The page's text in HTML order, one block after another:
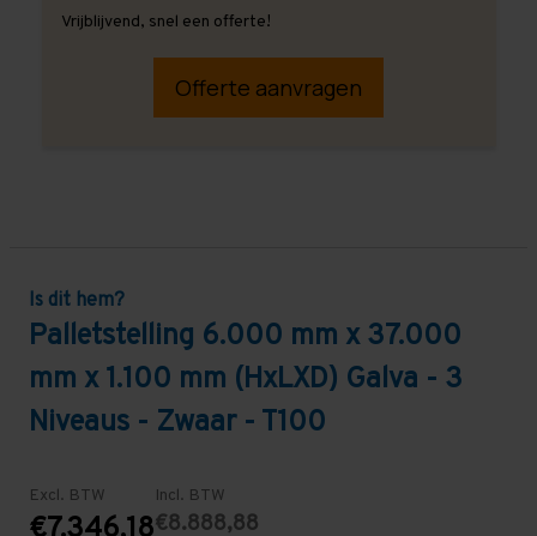
Vrijblijvend, snel een offerte!
Offerte aanvragen
Is dit hem?
Palletstelling 6.000 mm x 37.000
mm x 1.100 mm (HxLXD) Galva - 3
Niveaus - Zwaar - T100
Excl. BTW Incl. BTW
€8.888,88